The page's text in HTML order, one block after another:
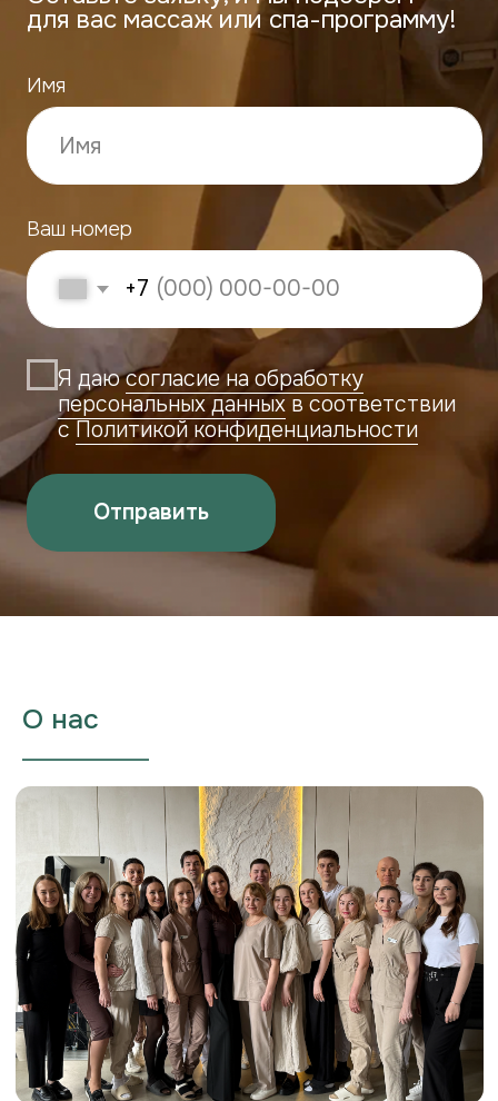
О нас
ECO TELO СПА
+7 (908) 300-18-45
eco_telo@mail.ru
ECO TELO НОВЫЙ ГОРОД
+7 (902) 288-88-33
eco_telo@mail.ru
Договор публичной
оферты
Положение о порядке
записи
Политика использования
файлов cookie
Правила использования абонемента
Салона «ECO TELO»
ИП Сахалкина Светлана Александровна
ИНН: 211604706723
ОГРНИП: 321213000038906
контакт для связи: eco_telo@mail.ru